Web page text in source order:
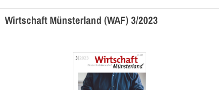
Wirtschaft Münsterland (WAF) 3/2023